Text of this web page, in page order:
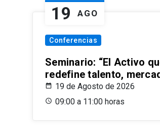
19 AGO
Conferencias
Seminario: “El Activo
redefine talento,
19 de Agosto de 2026
09:00 a 11:00 horas